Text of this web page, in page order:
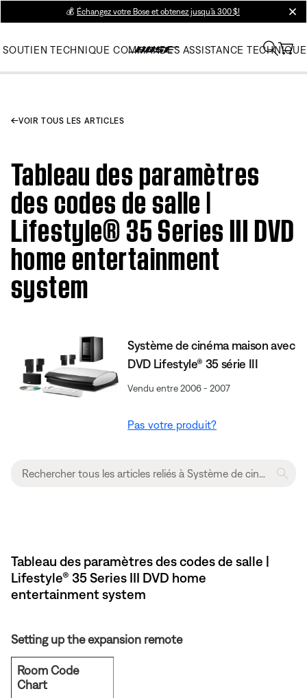
💰 Échangez votre Bose et obtenez jusqu’à 300 $!
SOUTIEN TECHNIQUE COMMANDES ASSISTANCE TECHNIQUE
VOIR TOUS LES ARTICLES
Tableau des paramètres
des codes de salle |
Lifestyle® 35 Series III DVD
home entertainment
system
Système de cinéma maison avec
DVD Lifestyle® 35 série III
Vendu entre 2006 - 2007
Pas votre produit?
Tableau des paramètres des codes de salle |
Lifestyle® 35 Series III DVD home
entertainment system
Setting up the expansion remote
Room Code
Chart